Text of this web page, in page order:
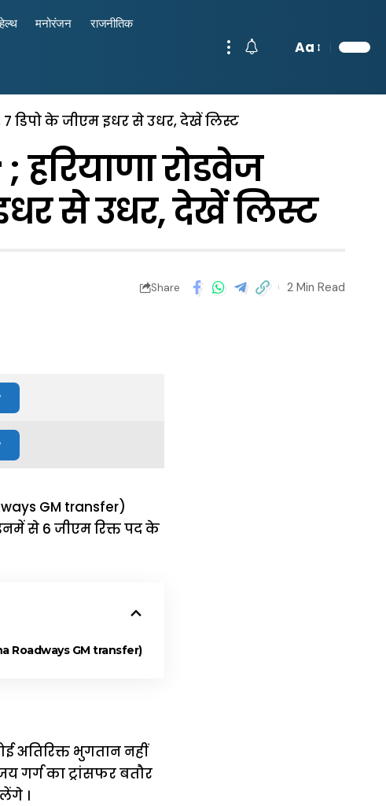
हेल्थ मनोरंजन राजनीतिक
Aa
7 डिपो के जीएम इधर से उधर, देखें लिस्ट
रोडवेज
से उधर, देखें लिस्ट
Share 2 Min Read
GM transfer)
से 6 जीएम रिक्त पद के
Roadways GM transfer)
अतिरिक्त भुगतान नहीं
गर्ग का ट्रांसफर बतौर
।